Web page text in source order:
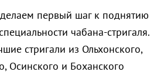
первый шаг к поднятию
чабана-стригаля.
стригали из Ольхонского,
Осинского и Боханского